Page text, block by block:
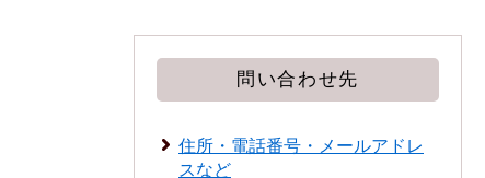
問い合わせ先
住所・電話番号・メールアドレ
スなど